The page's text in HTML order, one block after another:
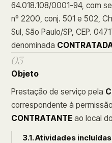
64.018.108/0001-94, com
nº 2200, conj. 501 e 502,
Sul, São Paulo/SP, CEP.
denominada
03
Objeto
Prestação de serviço pela
correspondente à
CONTRATANTE ao local do
3.1. Atividades